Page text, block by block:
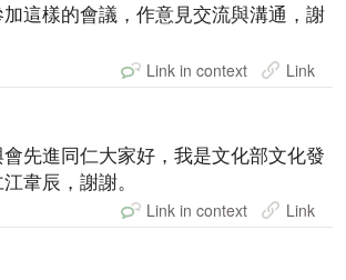
這樣的會議，作意見交流與溝通，謝
Link in context Link
先進同仁大家好，我是文化部文化發
韋辰，謝謝。
Link in context Link